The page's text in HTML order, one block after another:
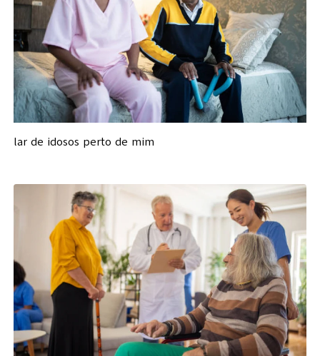
lar de idosos perto de mim